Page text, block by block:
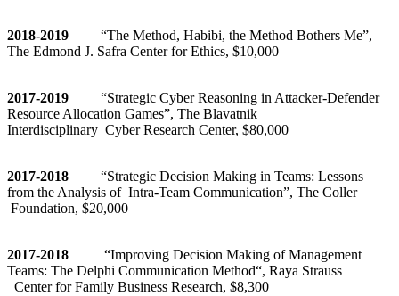
2018-2019 “The Method, Habibi, the Method Bothers Me”,
The Edmond J. Safra Center for Ethics, $10,000
2017-2019 “Strategic Cyber Reasoning in Attacker-Defender
Resource Allocation Games”, The Blavatnik
Interdisciplinary Cyber Research Center, $80,000
2017-2018 “Strategic Decision Making in Teams: Lessons
from the Analysis of Intra-Team Communication”, The Coller
Foundation, $20,000
2017-2018 “Improving Decision Making of Management
Teams: The Delphi Communication Method“, Raya Strauss
Center for Family Business Research, $8,300